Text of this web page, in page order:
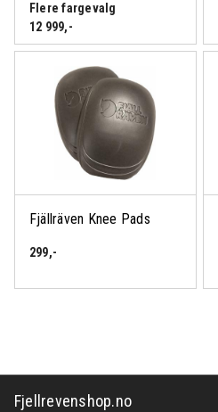
Flere fargevalg
12 999,-
Fjällräven Knee Pads
299,-
Fjellrevenshop.no